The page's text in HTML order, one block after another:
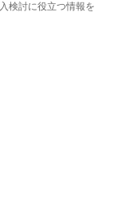
検討に役立つ情報を